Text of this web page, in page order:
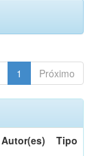
1 Próximo
Autor(es) Tipo